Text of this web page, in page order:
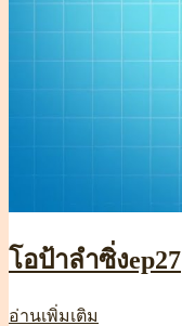
โอป้าลำซิ่งep27
อ่านเพิ่มเติม